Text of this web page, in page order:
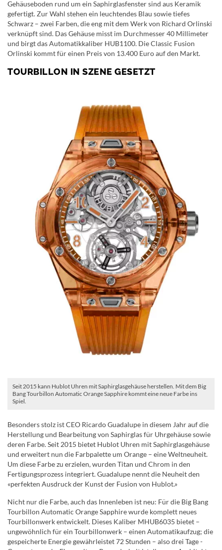
Gehäuseboden rund um ein Saphirglasfenster sind aus Keramik
gefertigt. Zur Wahl stehen ein leuchtendes Blau sowie tiefes
Schwarz – zwei Farben, die eng mit dem Werk von Richard Orlinski
verknüpft sind. Das Gehäuse misst im Durchmesser 40 Millimeter
und birgt das Automatikkaliber HUB1100. Die Classic Fusion
Orlinski kommt für einen Preis von 13.400 Euro auf den Markt.
TOURBILLON IN SZENE GESETZT
Seit 2015 kann Hublot Uhren mit Saphirglasgehäuse herstellen. Mit dem Big
Bang Tourbillon Automatic Orange Sapphire kommt eine neue Farbe ins
Spiel.
Besonders stolz ist CEO Ricardo Guadalupe in diesem Jahr auf die
Herstellung und Bearbeitung von Saphirglas für Uhrgehäuse sowie
deren Farbe. Seit 2015 bietet Hublot Uhren mit Saphirglasgehäuse
und erweitert nun die Farbpalette um Orange – eine Weltneuheit.
Um diese Farbe zu erzielen, wurden Titan und Chrom in den
Fertigungsprozess integriert. Guadalupe nennt die Neuheit den
«perfekten Ausdruck der Kunst der Fusion von Hublot.»
Nicht nur die Farbe, auch das Innenleben ist neu: Für die Big Bang
Tourbillon Automatic Orange Sapphire wurde komplett neues
Tourbillonwerk entwickelt. Dieses Kaliber MHUB6035 bietet –
ungewöhnlich für ein Tourbillonwerk – einen Automatikaufzug; die
gespeicherte Energie gewährleistet 72 Stunden – also drei Tage -